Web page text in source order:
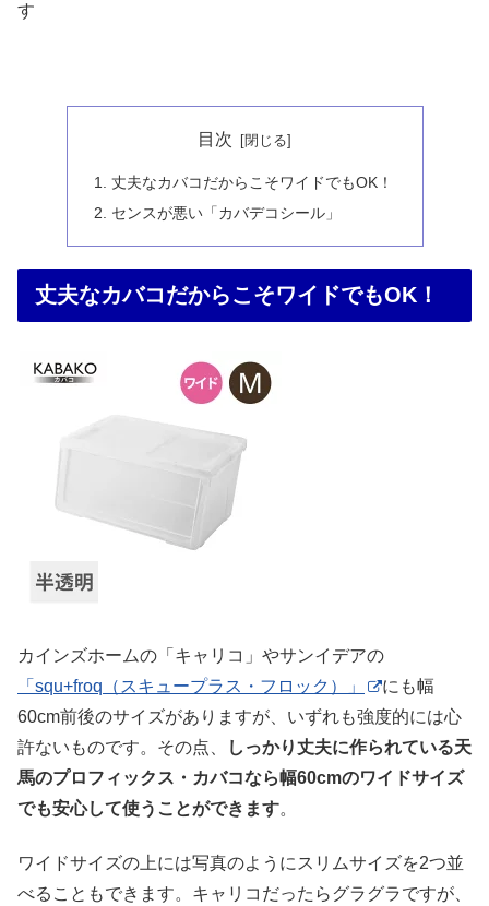
す
目次
丈夫なカバコだからこそワイドでもOK！
センスが悪い「カバデコシール」
丈夫なカバコだからこそワイドでもOK！
カインズホームの「キャリコ」やサンイデアの
「squ+froq（スキュープラス・フロック）」
にも幅
60cm前後のサイズがありますが、いずれも強度的には心
許ないものです。その点、
しっかり丈夫に作られている天
馬のプロフィックス・カバコなら幅60cmのワイドサイズ
でも安心して使うことができます。
ワイドサイズの上には写真のようにスリムサイズを2つ並
べることもできます。キャリコだったらグラグラですが、